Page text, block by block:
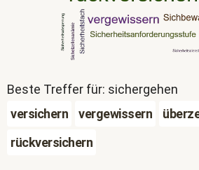
Beste Treffer für: sichergehen
versichern
vergewissern
rückversichern